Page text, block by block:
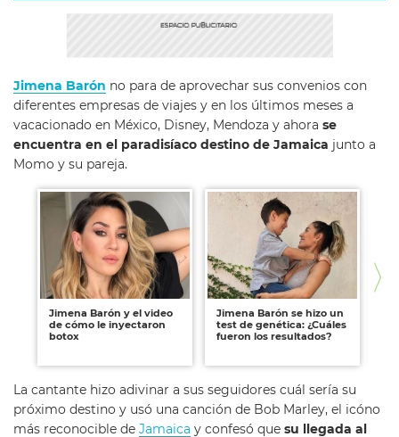
Jimena Barón no para de aprovechar sus convenios con
diferentes empresas de viajes y en los últimos meses a
vacacionado en México, Disney, Mendoza y ahora se
encuentra en el paradisíaco destino de Jamaica junto a
Momo y su pareja.
Jimena Barón y el video
de cómo le inyectaron
botox
Jimena Barón se hizo un
test de genética: ¿Cuáles
fueron los resultados?
La cantante hizo adivinar a sus seguidores cuál sería su
próximo destino y usó una canción de Bob Marley, el icóno
más reconocible de Jamaica y confesó que su llegada al